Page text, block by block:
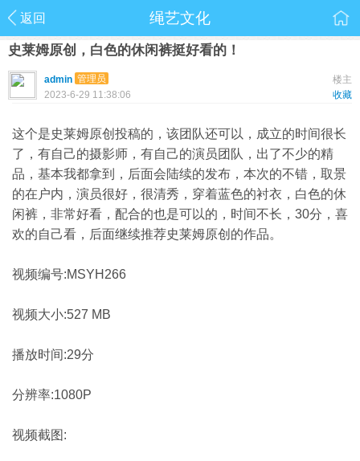
返回 绳艺文化
史莱姆原创，白色的休闲裤挺好看的！
楼主
admin 管理员
收藏
2023-6-29 11:38:06
这个是史莱姆原创投稿的，该团队还可以，成立的时间很长
了，有自己的摄影师，有自己的演员团队，出了不少的精
品，基本我都拿到，后面会陆续的发布，本次的不错，取景
的在户内，演员很好，很清秀，穿着蓝色的衬衣，白色的休
闲裤，非常好看，配合的也是可以的，时间不长，30分，喜
欢的自己看，后面继续推荐史莱姆原创的作品。
视频编号:MSYH266
视频大小:527 MB
播放时间:29分
分辨率:1080P
视频截图: